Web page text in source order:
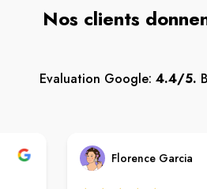
Nos clients
Evaluation Google: 4.4/5.
Florence Garcia